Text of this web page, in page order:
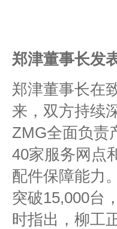
郑津董事长发
郑津董事长在
来，双方持续
ZMG全面负责
40家服务网点
配件保障能力
突破15,000台
时指出，柳工